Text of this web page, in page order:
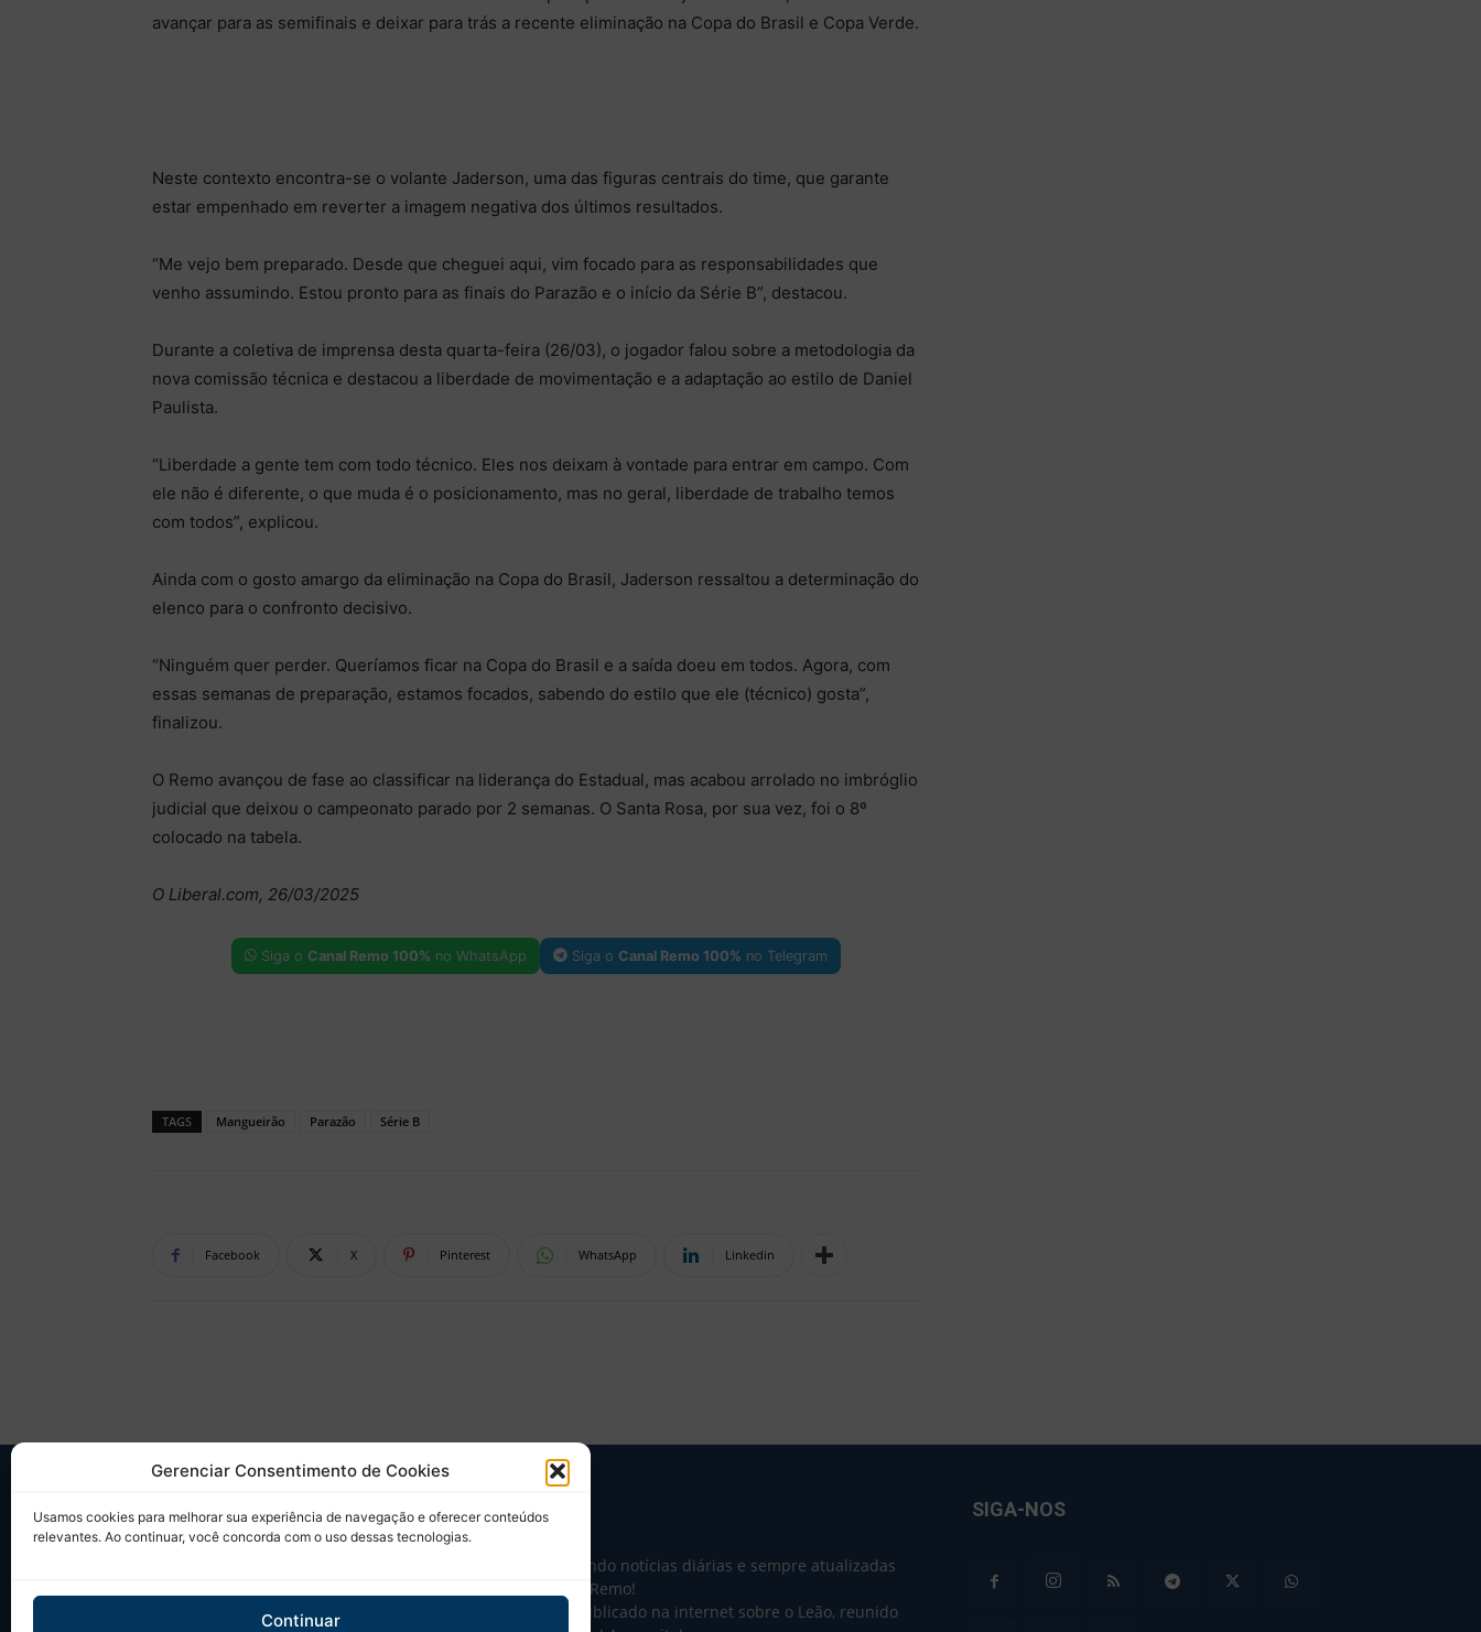
Gerenciar Consentimento de Cookies
Usamos cookies para melhorar sua experiência de navegação e oferecer conteúdos
relevantes. Ao continuar, você concorda com o uso dessas tecnologias.
Continuar
avançar para as semifinais e deixar para trás a recente eliminação na Copa do Brasil e Copa Verde.
Neste contexto encontra-se o volante Jaderson, uma das figuras centrais do time, que garante
estar empenhado em reverter a imagem negativa dos últimos resultados.
“Me vejo bem preparado. Desde que cheguei aqui, vim focado para as responsabilidades que
venho assumindo. Estou pronto para as finais do Parazão e o início da Série B”, destacou.
Durante a coletiva de imprensa desta quarta-feira (26/03), o jogador falou sobre a metodologia da
nova comissão técnica e destacou a liberdade de movimentação e a adaptação ao estilo de Daniel
Paulista.
“Liberdade a gente tem com todo técnico. Eles nos deixam à vontade para entrar em campo. Com
ele não é diferente, o que muda é o posicionamento, mas no geral, liberdade de trabalho temos
com todos”, explicou.
Ainda com o gosto amargo da eliminação na Copa do Brasil, Jaderson ressaltou a determinação do
elenco para o confronto decisivo.
“Ninguém quer perder. Queríamos ficar na Copa do Brasil e a saída doeu em todos. Agora, com
essas semanas de preparação, estamos focados, sabendo do estilo que ele (técnico) gosta”,
finalizou.
O Remo avançou de fase ao classificar na liderança do Estadual, mas acabou arrolado no imbróglio
judicial que deixou o campeonato parado por 2 semanas. O Santa Rosa, por sua vez, foi o 8º
colocado na tabela.
O Liberal.com, 26/03/2025
Siga o Canal Remo 100% no WhatsApp Siga o Canal Remo 100% no Telegram
TAGS Mangueirão Parazão Série B
Facebook X Pinterest WhatsApp Linkedin
SOBRE NÓS
Desde 2004 trazendo notícias diárias e sempre atualizadas
sobre o Clube do Remo!
Tudo o que sai publicado na internet sobre o Leão, reunido
SIGA-NOS